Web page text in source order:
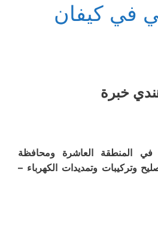
في كيفان
خبرة
في المنطقة العاشرة ومحافظة
وتركيبات وتمديدات الكهرباء –